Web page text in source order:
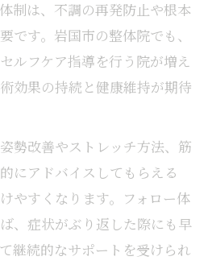
制は、不調の再発防止や根本
です。岩国市の整体院でも、
ルフケア指導を行う院が増え
効果の持続と健康維持が期待
勢改善やストレッチ方法、筋
にアドバイスしてもらえる
やすくなります。フォロー体
、症状がぶり返した際にも早
継続的なサポートを受けられ